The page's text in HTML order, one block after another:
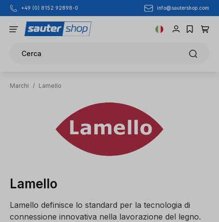
Passa al contenuto principale
+49 (0) 8152 92898-0 info@sautershop.com
Cerca
Marchi / Lamello
Lamello
Lamello definisce lo standard per la tecnologia di
connessione innovativa nella lavorazione del legno.